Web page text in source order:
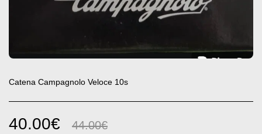
Catena Campagnolo Veloce 10s
40.00€ 44.00€